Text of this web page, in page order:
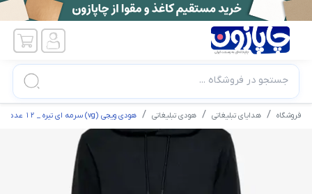
جستجو در فروشگاه ...
فروشگاه هدایای تبلیغاتی هودی تبلیغاتی هودی ویجی (vg) سرمه ای تیره _ 12 عدد